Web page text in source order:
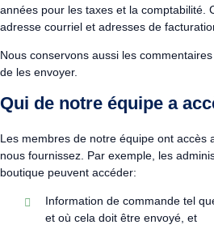
années pour les taxes et la comptabilité.
adresse courriel et adresses de
Nous conservons aussi les
de les envoyer.
Qui de notre équipe a
Les membres de notre équipe ont accès
nous fournissez. Par exemple, les
boutique peuvent accéder:
Information de commande tel
et où cela doit être envoyé, et